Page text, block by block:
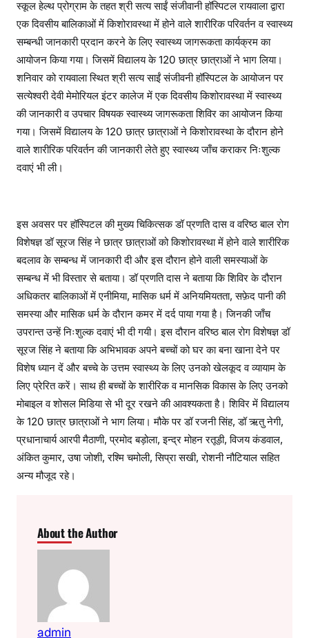
स्कूल हेल्थ प्रोग्राम के तहत श्री सत्य साईं संजीवानी हॉस्पिटल रायवाला द्वारा
एक दिवसीय बालिकाओं में किशोरावस्था में होने वाले शारीरिक परिवर्तन व स्वास्थ्य
सम्बन्धी जानकारी प्रदान करने के लिए स्वास्थ्य जागरूकता कार्यक्रम का
आयोजन किया गया। जिसमें विद्यालय के 120 छात्र छात्राओं ने भाग लिया।
शनिवार को रायवाला स्थित श्री सत्य साईं संजीवनी हॉस्पिटल के आयोजन पर
सत्येश्वरी देवी मेमोरियल इंटर कालेज में एक दिवसीय किशोरावस्था में स्वास्थ्य
की जानकारी व उपचार विषयक स्वास्थ्य जागरूकता शिविर का आयोजन किया
गया। जिसमें विद्यालय के 120 छात्र छात्राओं ने किशोरावस्था के दौरान होने
वाले शारीरिक परिवर्तन की जानकारी लेते हुए स्वास्थ्य जाँच कराकर निःशुल्क
दवाएं भी ली।
इस अवसर पर हॉस्पिटल की मुख्य चिकित्सक डॉ प्रणति दास व वरिष्ठ बाल रोग
विशेषज्ञ डॉ सूरज सिंह ने छात्र छात्राओं को किशोरावस्था में होने वाले शारीरिक
बदलाव के सम्बन्ध में जानकारी दी और इस दौरान होने वाली समस्याओं के
सम्बन्ध में भी विस्तार से बताया। डॉ प्रणति दास ने बताया कि शिविर के दौरान
अधिकतर बालिकाओं में एनीमिया, मासिक धर्म में अनियमियतता, सफ़ेद पानी की
समस्या और मासिक धर्म के दौरान कमर में दर्द पाया गया है। जिनकी जाँच
उपरान्त उन्हें निःशुल्क दवाएं भी दी गयी। इस दौरान वरिष्ठ बाल रोग विशेषज्ञ डॉ
सूरज सिंह ने बताया कि अभिभावक अपने बच्चों को घर का बना खाना देने पर
विशेष ध्यान दें और बच्चे के उत्तम स्वास्थ्य के लिए उनको खेलकूद व व्यायाम के
लिए प्रेरित करें। साथ ही बच्चों के शारीरिक व मानसिक विकास के लिए उनको
मोबाइल व शोसल मिडिया से भी दूर रखने की आवश्यकता है। शिविर में विद्यालय
के 120 छात्र छात्राओं ने भाग लिया। मौके पर डॉ रजनी सिंह, डॉ ऋतु नेगी,
प्रधानाचार्य आरपी मैठाणी, प्रमोद बड़ोला, इन्द्र मोहन रतूड़ी, विजय कंडवाल,
अंकित कुमार, उषा जोशी, रश्मि चमोली, सिप्रा सखी, रोशनी नौटियाल सहित
अन्य मौजूद रहे।
About the Author
admin